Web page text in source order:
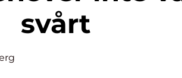
svårt